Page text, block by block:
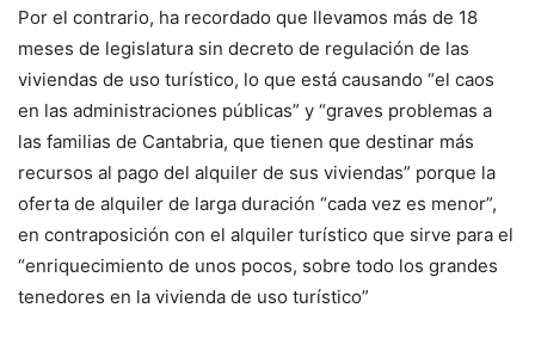
Por el contrario, ha recordado que llevamos más de 18
meses de legislatura sin decreto de regulación de las
viviendas de uso turístico, lo que está causando “el caos
en las administraciones públicas” y “graves problemas a
las familias de Cantabria, que tienen que destinar más
recursos al pago del alquiler de sus viviendas” porque la
oferta de alquiler de larga duración “cada vez es menor”,
en contraposición con el alquiler turístico que sirve para el
“enriquecimiento de unos pocos, sobre todo los grandes
tenedores en la vivienda de uso turístico”